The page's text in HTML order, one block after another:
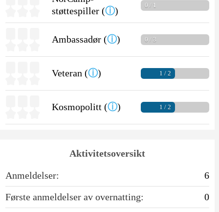
støttespiller (ⓘ)
0 / 1
Ambassadør (ⓘ) 0 / 3
Veteran (ⓘ) 1 / 2
Kosmopolitt (ⓘ) 1 / 2
Aktivitetsoversikt
Anmeldelser:
6
Første anmeldelser av overnatting:
0